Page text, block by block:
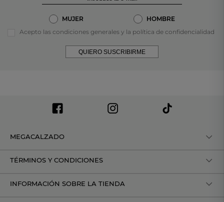
MUJER
HOMBRE
Acepto las condiciones generales y la política de confidencialidad
QUIERO SUSCRIBIRME
MEGACALZADO
TÉRMINOS Y CONDICIONES
INFORMACIÓN SOBRE LA TIENDA